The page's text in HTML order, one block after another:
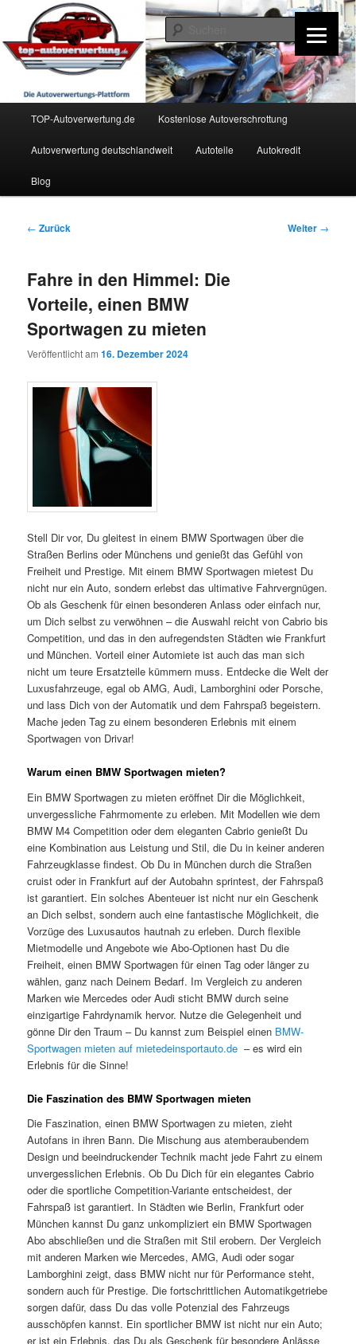
wechseln
TOP-Autoverwertung.de
TOP-Autoverwertung.de Kostenlose Autoverschrottung
Autoverwertung deutschlandweit Autoteile Autokredit
Blog
Beitrags-
← Zurück Weiter →
Fahre in den Himmel: Die
Vorteile, einen BMW
Sportwagen zu mieten
Veröffentlicht am16. Dezember 2024
Stell Dir vor, Du gleitest in einem BMW Sportwagen über die
Straßen Berlins oder Münchens und genießt das Gefühl von
Freiheit und Prestige. Mit einem BMW Sportwagen mietest Du
nicht nur ein Auto, sondern erlebst das ultimative Fahrvergnügen.
Ob als Geschenk für einen besonderen Anlass oder einfach nur,
um Dich selbst zu verwöhnen – die Auswahl reicht von Cabrio bis
Competition, und das in den aufregendsten Städten wie Frankfurt
und München. Vorteil einer Automiete ist auch das man sich
nicht um teure Ersatzteile kümmern muss. Entdecke die Welt der
Luxusfahrzeuge, egal ob AMG, Audi, Lamborghini oder Porsche,
und lass Dich von der Automatik und dem Fahrspaß begeistern.
Mache jeden Tag zu einem besonderen Erlebnis mit einem
Sportwagen von Drivar!
Warum einen BMW Sportwagen mieten?
Ein BMW Sportwagen zu mieten eröffnet Dir die Möglichkeit,
unvergessliche Fahrmomente zu erleben. Mit Modellen wie dem
BMW M4 Competition oder dem eleganten Cabrio genießt Du
eine Kombination aus Leistung und Stil, die Du in keiner anderen
Fahrzeugklasse findest. Ob Du in München durch die Straßen
cruist oder in Frankfurt auf der Autobahn sprintest, der Fahrspaß
ist garantiert. Ein solches Abenteuer ist nicht nur ein Geschenk
an Dich selbst, sondern auch eine fantastische Möglichkeit, die
Vorzüge des Luxusautos hautnah zu erleben. Durch flexible
Mietmodelle und Angebote wie Abo-Optionen hast Du die
Freiheit, einen BMW Sportwagen für einen Tag oder länger zu
wählen, ganz nach Deinem Bedarf. Im Vergleich zu anderen
Marken wie Mercedes oder Audi sticht BMW durch seine
einzigartige Fahrdynamik hervor. Nutze die Gelegenheit und
gönne Dir den Traum – Du kannst zum Beispiel einen BMW-
Sportwagen mieten auf mietedeinsportauto.de – es wird ein
Erlebnis für die Sinne!
Die Faszination des BMW Sportwagen mieten
Die Faszination, einen BMW Sportwagen zu mieten, zieht
Autofans in ihren Bann. Die Mischung aus atemberaubendem
Design und beeindruckender Technik macht jede Fahrt zu einem
unvergesslichen Erlebnis. Ob Du Dich für ein elegantes Cabrio
oder die sportliche Competition-Variante entscheidest, der
Fahrspaß ist garantiert. In Städten wie Berlin, Frankfurt oder
München kannst Du ganz unkompliziert ein BMW Sportwagen
Abo abschließen und die Straßen mit Stil erobern. Der Vergleich
mit anderen Marken wie Mercedes, AMG, Audi oder sogar
Lamborghini zeigt, dass BMW nicht nur für Performance steht,
sondern auch für Prestige. Die fortschrittlichen Automatikgetriebe
sorgen dafür, dass Du das volle Potenzial des Fahrzeugs
ausschöpfen kannst. Ein sportlicher BMW ist nicht nur ein Auto;
er ist ein Erlebnis, das Du als Geschenk für besondere Anlässe